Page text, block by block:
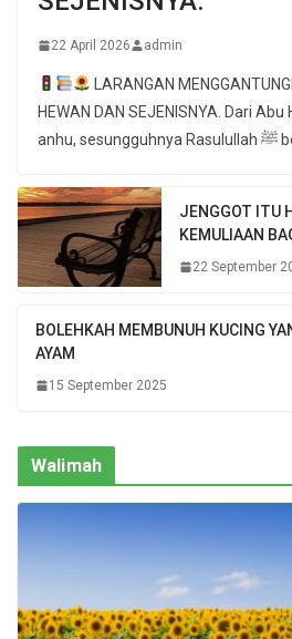
22 April 2026 admin
LARANGAN
HEWAN DAN SEJENISNYA. Dari
JENGGOT ITU
KEMULIAAN
22 September
BOLEHKAH MEMBUNUH KUCING
AYAM
15 September 2025
Walimah